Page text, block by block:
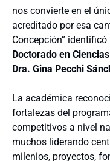
nos convierte en el
acreditado por esa
Concepción” identificó
Doctorado en
Dra. Gina Pecchi
La académica
fortalezas del
competitivos a nivel
muchos liderando
milenios, proyectos,